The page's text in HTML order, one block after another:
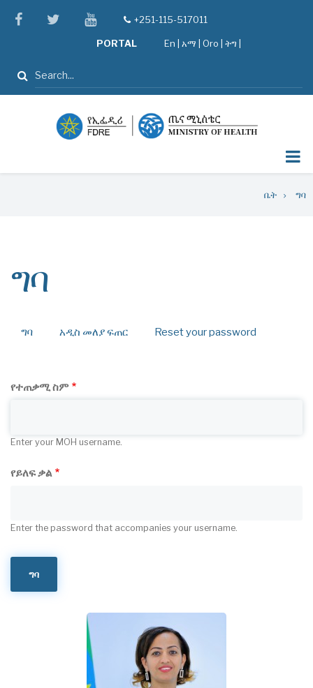
facebooktwitteryoutube
tel+251-115-517011
PORTAL En አማ Oro ትግ |
ፈልግ
ቤት ግባ
ግባ
ግባ (activeአዲስ መለያ ፍጠር Reset your password
የተጠቃሚ ስም
Enter your MOH username.
የይለፍ ቃል
Enter the password that accompanies your username.